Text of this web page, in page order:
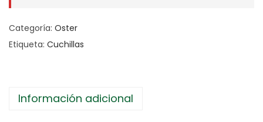
Categoría: Oster
Etiqueta: Cuchillas
Información adicional